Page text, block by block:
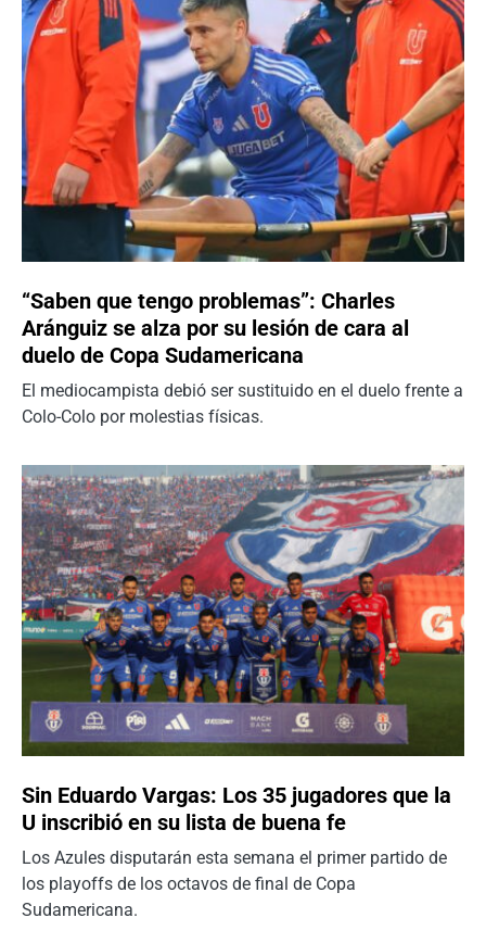
“Saben que tengo problemas”: Charles
Aránguiz se alza por su lesión de cara al
duelo de Copa Sudamericana
El mediocampista debió ser sustituido en el duelo frente a
Colo-Colo por molestias físicas.
Sin Eduardo Vargas: Los 35 jugadores que la
U inscribió en su lista de buena fe
Los Azules disputarán esta semana el primer partido de
los playoffs de los octavos de final de Copa
Sudamericana.